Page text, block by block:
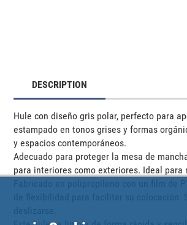
DESCRIPTION
Hule con diseño gris polar, perfecto para
estampado en tonos grises y formas
y espacios contemporáneos.
Adecuado para proteger la mesa de
para interiores como exteriores. Ideal para